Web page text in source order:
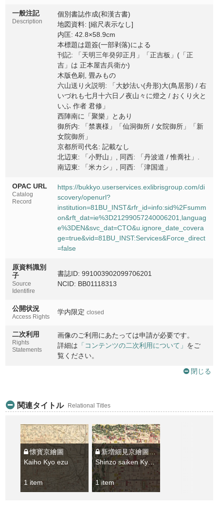
一般注記
Description
個別書誌作成(和漢古書)
地図資料: [縮尺表示なし]
内匡: 42.8×58.9cm
本標題は題簽(一部剥落)による
刊記: 「天明三年癸卯正月」「正吉板」(「正
吉」は 正本屋吉兵衛か)
木版色刷, 畳みもの
六山送り火説明: 「大妙法い(舟形)大(鳥居形) / 右
いづれも七月十六日ノ夜山々に燈之 / おくり火と
いふ 作者 君修」
西陣南に「聚樂」とあり
御所内: 「禁裏様」「仙洞御所 / 女院御所」「新
女院御所」
京都所司代名: 記載なし
北辺東: 「小野山」, 同西: 「丹波道 / 惟喬社」.
南辺東: 「米カシ」, 同西: 「津国道」
OPAC URL
Catalog
Record
https://bukkyo.userservices.exlibrisgroup.com/di
scovery/openurl?
institution=81BU_INST&rfr_id=info:sid%2Fsumm
on&rft_dat=ie%3D21299057240006201,languag
e%3DEN&svc_dat=CTO&u.ignore_date_covera
ge=true&vid=81BU_INST:Services&Force_direct
=false
原資料識別
子
Source
Identifire
書誌ID: 991003902099706201
NCID: BB01118313
公開状況
Access Rights
学内限定 closed
二次利用
Rights
Statements
画像のご利用にあたっては申請が必要です。
詳細は 「コンテンツの二次利用について」 をご
覧ください。
閉じる
関連タイトル Relational Titles
懐寳京繪圖
Kaiho Kyo ezu
1 item
新増細見京繪圖 : 全 : 文化改正
Shinzo saiken Kyo ezu : zen : Bunka kaisei
1 item